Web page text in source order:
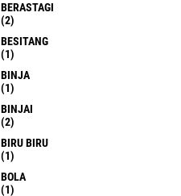
BERASTAGI
(2)
BESITANG
(1)
BINJA
(1)
BINJAI
(2)
BIRU BIRU
(1)
BOLA
(1)